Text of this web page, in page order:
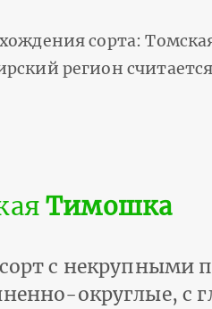
сорта:
регион
Тимошка
с некрупными
округлые, с